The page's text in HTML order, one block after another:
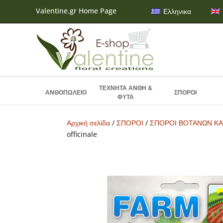
Valentine.gr Home Page Ελληνικα
ΑΝΘΟΠΩΛΕΙΟ
ΤΕΧΝΗΤΑ ΑΝΘΗ &
ΦΥΤΑ
ΣΠΟΡΟΙ
Αρχική σελίδα /ΣΠΟΡΟΙ /ΣΠΟΡΟΙ ΒΟΤΑΝΩΝ
officinale